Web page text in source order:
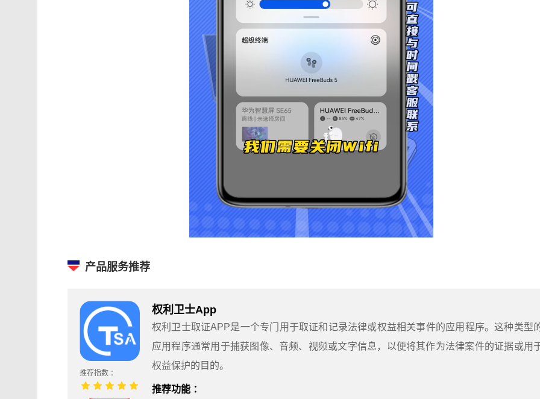
产品服务推荐
推荐指数 ：
权利卫士App
权利卫士取证APP是一个专门用于取证和记录法律或权益相关事件的应用程序。这种类型
应用程序通常用于捕获图像、音频、视频或文字信息，以便将其作为法律案件的证据或用
权益保护的目的。
推荐功能 ：